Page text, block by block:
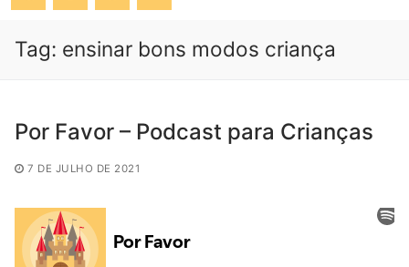
Tag: ensinar bons modos criança
Por Favor – Podcast para Crianças
7 DE JULHO DE 2021